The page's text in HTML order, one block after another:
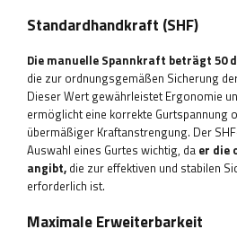
Standardhandkraft (SHF)
Die manuelle Spannkraft beträgt 50
die zur ordnungsgemäßen Sicherung
Dieser Wert gewährleistet Ergonomie
ermöglicht eine korrekte Gurtspannung
übermäßiger Kraftanstrengung. Der
Auswahl eines Gurtes wichtig, da er die
angibt, die zur effektiven und stabilen
erforderlich ist.
Maximale Erweiterbarkeit